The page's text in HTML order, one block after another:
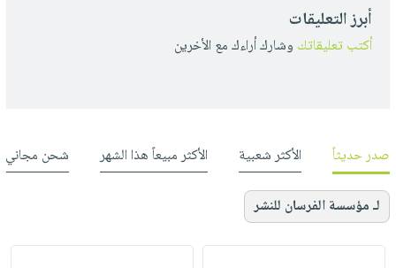
أبرز التعليقات
أكتب تعليقاتك وشارك أراءك مع الأخرين
صدر حديثاً الأكثر شعبية الأكثر مبيعاً هذا الشهر شحن مجاني
لـ مؤسسة الفرسان للنشر